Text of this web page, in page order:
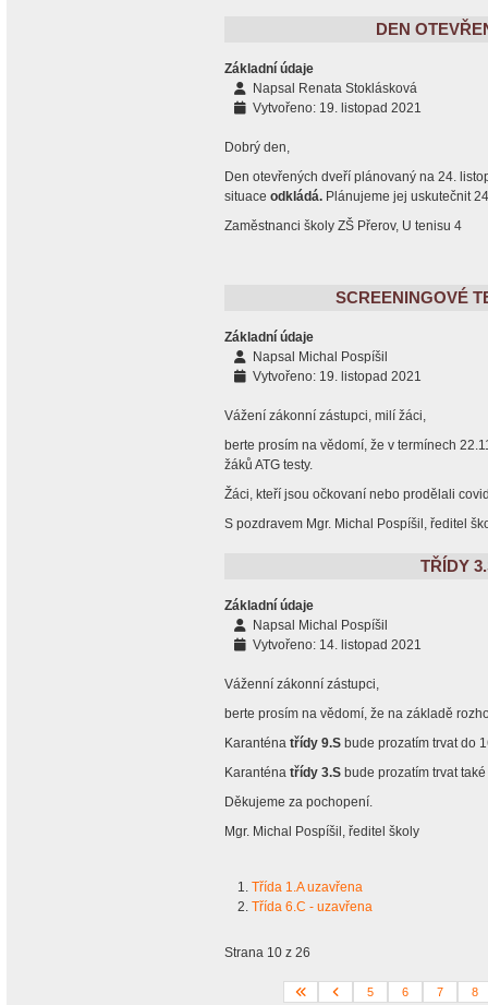
DEN
Základní údaje
Napsal Renata Stoklásková
Vytvořeno: 19. listopad 2021
Dobrý den,
Den otevřených dveří plánovaný na 24.
situace odkládá.Plánujeme jej uskutečnit
Zaměstnanci školy ZŠ Přerov, U tenisu 4
SCREENINGOVÉ
Základní údaje
Napsal Michal Pospíšil
Vytvořeno: 19. listopad 2021
Vážení zákonní zástupci, milí žáci,
berte prosím na vědomí, že v termínech
žáků ATG testy.
Žáci, kteří jsou očkovaní nebo prodělali
S pozdravem Mgr. Michal Pospíšil, ředitel
TŘÍDY
Základní údaje
Napsal Michal Pospíšil
Vytvořeno: 14. listopad 2021
Váženní zákonní zástupci,
berte prosím na vědomí, že na základě
Karanténa třídy 9.Sbude prozatím trvat do
Karanténa třídy 3.Sbude prozatím trvat
Děkujeme za pochopení.
Mgr. Michal Pospíšil, ředitel školy
Třída 1.A uzavřena
Třída 6.C - uzavřena
Strana 10 z 26
5 6 7 8